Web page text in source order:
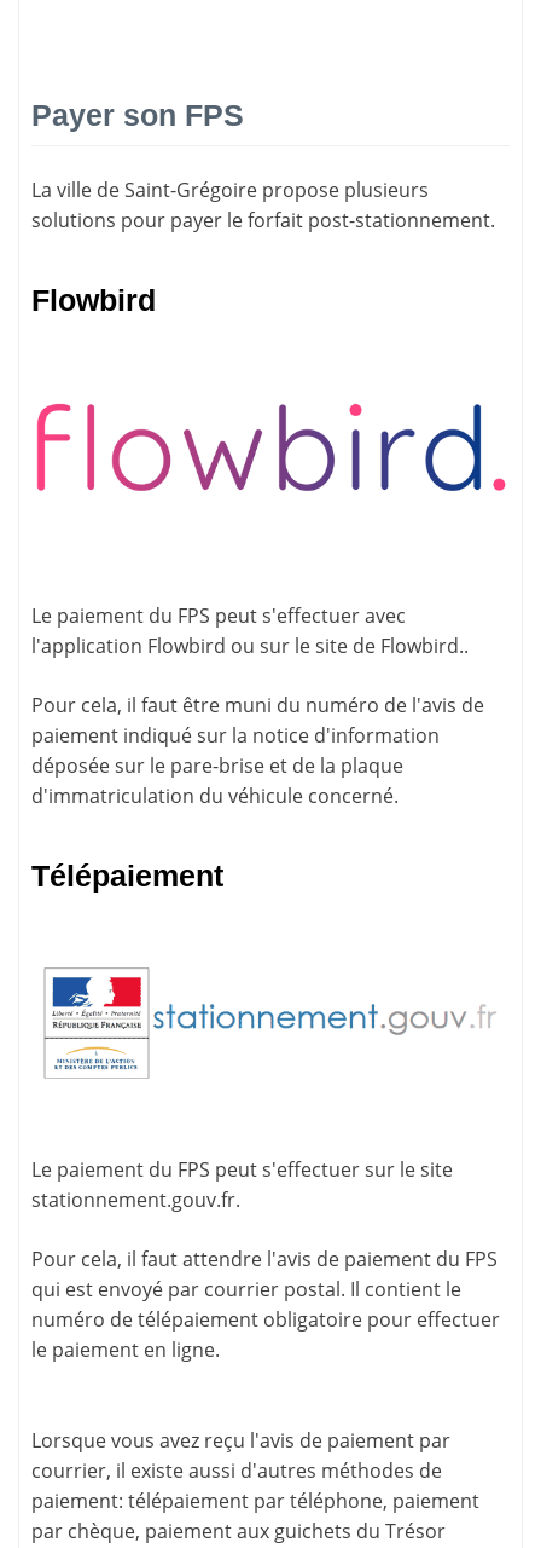
Payer son FPS
La ville de Saint-Grégoire propose plusieurs
solutions pour payer le forfait post-stationnement.
Flowbird
Le paiement du FPS peut s'effectuer avec
l'application Flowbird ou sur le site de Flowbird..
Pour cela, il faut être muni du numéro de l'avis de
paiement indiqué sur la notice d'information
déposée sur le pare-brise et de la plaque
d'immatriculation du véhicule concerné.
Télépaiement
Le paiement du FPS peut s'effectuer sur le site
stationnement.gouv.fr.
Pour cela, il faut attendre l'avis de paiement du FPS
qui est envoyé par courrier postal. Il contient le
numéro de télépaiement obligatoire pour effectuer
le paiement en ligne.
Lorsque vous avez reçu l'avis de paiement par
courrier, il existe aussi d'autres méthodes de
paiement: télépaiement par téléphone, paiement
par chèque, paiement aux guichets du Trésor